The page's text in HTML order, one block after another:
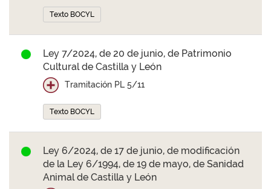
Texto BOCYL
Ley 7/2024, de 20 de junio, de Patrimonio
Cultural de Castilla y León
Tramitación PL 5/11
Texto BOCYL
Ley 6/2024, de 17 de junio, de modificación
de la Ley 6/1994, de 19 de mayo, de Sanidad
Animal de Castilla y León